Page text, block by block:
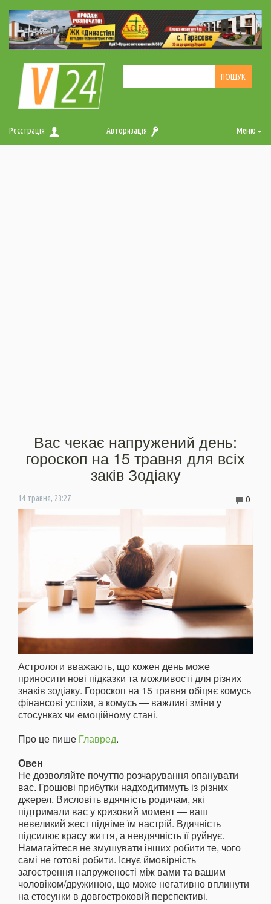
Реєстрація Авторизація Меню
Вас чекає напружений день:
гороскоп на 15 травня для всіх
заків Зодіаку
14 травня, 23:27 0
Астрологи вважають, що кожен день може
приносити нові підказки та можливості для різних
знаків зодіаку. Гороскоп на 15 травня обіцяє комусь
фінансові успіхи, а комусь — важливі зміни у
стосунках чи емоційному стані.
Про це пише Главред.
Овен
Не дозволяйте почуттю розчарування опанувати
вас. Грошові прибутки надходитимуть із різних
джерел. Висловіть вдячність родичам, які
підтримали вас у кризовий момент — ваш
невеликий жест підніме їм настрій. Вдячність
підсилює красу життя, а невдячність її руйнує.
Намагайтеся не змушувати інших робити те, чого
самі не готові робити. Існує ймовірність
загострення напруженості між вами та вашим
чоловіком/дружиною, що може негативно вплинути
на стосунки в довгостроковій перспективі.